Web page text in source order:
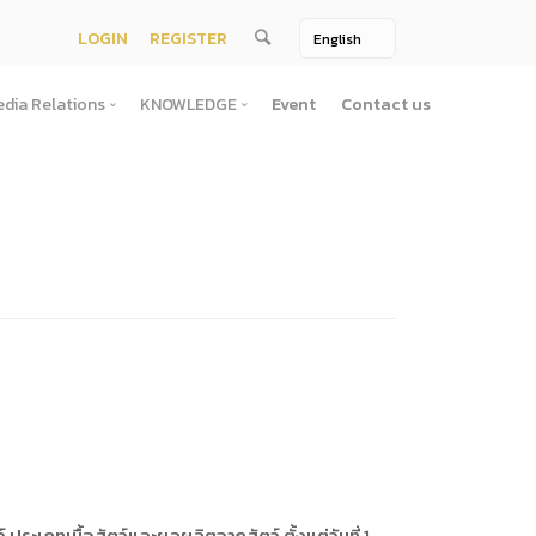
LOGIN REGISTER
ารณะ
Relations KNOWLEDGE Event Contact us